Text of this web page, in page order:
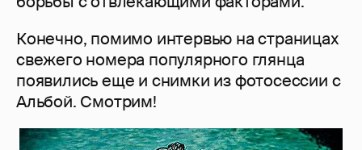
Конечно, помимо интервью на страницах
свежего номера популярного глянца
появились еще и снимки из фотосессии с
Альбой. Смотрим!